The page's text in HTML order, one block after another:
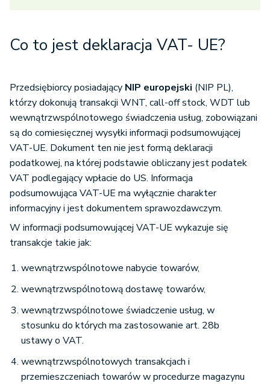
Co to jest deklaracja VAT- UE?
Przedsiębiorcy posiadający NIP europejski (NIP PL),
którzy dokonują transakcji WNT, call-off stock, WDT lub
wewnątrzwspólnotowego świadczenia usług, zobowiązani
są do comiesięcznej wysyłki informacji podsumowującej
VAT-UE. Dokument ten nie jest formą deklaracji
podatkowej, na której podstawie obliczany jest podatek
VAT podlegający wpłacie do US. Informacja
podsumowująca VAT-UE ma wyłącznie charakter
informacyjny i jest dokumentem sprawozdawczym.
W informacji podsumowującej VAT-UE wykazuje się
transakcje takie jak:
wewnątrzwspólnotowe nabycie towarów,
wewnątrzwspólnotową dostawę towarów,
wewnątrzwspólnotowe świadczenie usług, w
stosunku do których ma zastosowanie art. 28b
ustawy o VAT.
wewnątrzwspólnotowych transakcjach i
przemieszczeniach towarów w procedurze magazynu